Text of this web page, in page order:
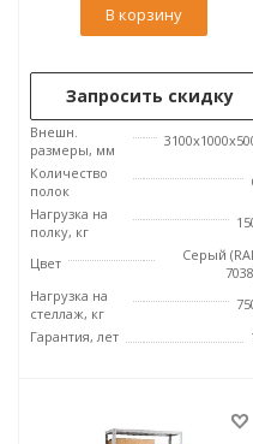
В корзину
Запросить скидку
Внешн.
размеры, мм
Количество
полок
Нагрузка на
полку, кг
Цвет
Серый
Нагрузка на
стеллаж, кг
Гарантия, лет